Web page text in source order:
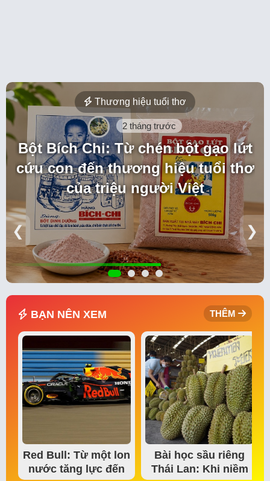
Thương hiệu tuổi thơ
2 tháng trước
Bột Bích Chi: Từ chén bột gạo lứt
cứu con đến thương hiệu tuổi thơ
của triệu người Việt
❮ ❯
BẠN NÊN XEM THÊM
Red Bull: Từ một lon
nước tăng lực đến
Bài học sầu riêng
Thái Lan: Khi niềm